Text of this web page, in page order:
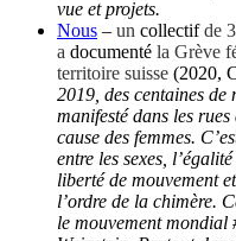
vue et projets.
Nous – un collectifde
a documenté la Grève
territoire suisse (2020,
2019, des centaines de
manifesté dans les
cause des femmes.
entre les sexes,
liberté de mouvement
l’ordre de la chimère.
le mouvement mondial